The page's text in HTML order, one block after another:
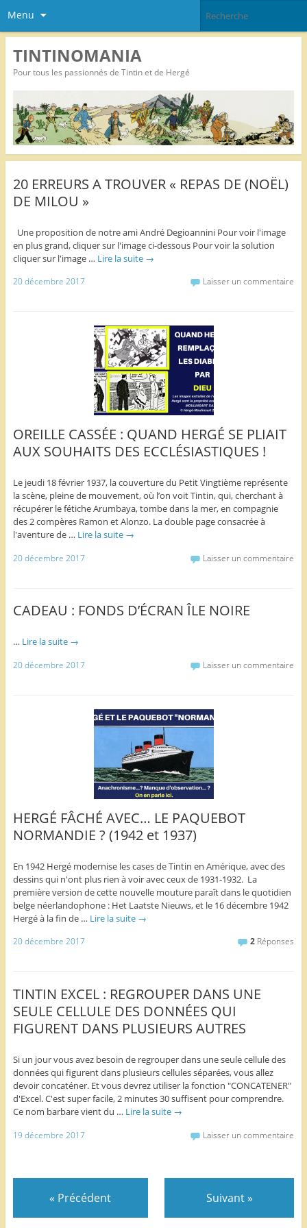
Menu
TINTINOMANIA
Pour tous les passionnés de Tintin et de Hergé
20 ERREURS A TROUVER « REPAS DE (NOËL)
DE MILOU »
Une proposition de notre ami André Degioannini Pour voir l'image
en plus grand, cliquer sur l'image ci-dessous Pour voir la solution
cliquer sur l'image … Lire la suite →
20 décembre 2017 Laisser un commentaire
OREILLE CASSÉE : QUAND HERGÉ SE PLIAIT
AUX SOUHAITS DES ECCLÉSIASTIQUES !
Le jeudi 18 février 1937, la couverture du Petit Vingtième représente
la scène, pleine de mouvement, où l’on voit Tintin, qui, cherchant à
récupérer le fétiche Arumbaya, tombe dans la mer, en compagnie
des 2 compères Ramon et Alonzo. La double page consacrée à
l'aventure de … Lire la suite →
20 décembre 2017 Laisser un commentaire
CADEAU : FONDS D’ÉCRAN ÎLE NOIRE
… Lire la suite →
20 décembre 2017 Laisser un commentaire
HERGÉ FÂCHÉ AVEC… LE PAQUEBOT
NORMANDIE ? (1942 et 1937)
En 1942 Hergé modernise les cases de Tintin en Amérique, avec des
dessins qui n'ont plus rien à voir avec ceux de 1931-1932. La
première version de cette nouvelle mouture paraît dans le quotidien
belge néerlandophone : Het Laatste Nieuws, et le 16 décembre 1942
Hergé à la fin de … Lire la suite →
20 décembre 2017 2 Réponses
TINTIN EXCEL : REGROUPER DANS UNE
SEULE CELLULE DES DONNÉES QUI
FIGURENT DANS PLUSIEURS AUTRES
Si un jour vous avez besoin de regrouper dans une seule cellule des
données qui figurent dans plusieurs cellules séparées, vous allez
devoir concaténer. Et vous devrez utiliser la fonction "CONCATENER"
d'Excel. C'est super facile, 2 minutes 30 suffisent pour comprendre.
Ce nom barbare vient du … Lire la suite →
19 décembre 2017 Laisser un commentaire
« Précédent Suivant»